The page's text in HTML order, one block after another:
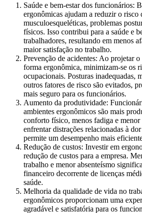
Saúde e bem-estar dos funcionários:
ergonômicas ajudam a reduzir o risco
musculoesqueléticas, problemas
físicos. Isso contribui para a saúde e
trabalhadores, resultando em menos
maior satisfação no trabalho.
Prevenção de acidentes: Ao projetar
forma ergonômica, minimizam-se os
ocupacionais. Posturas inadequadas,
outros fatores de risco são evitados,
mais seguro para os funcionários.
Aumento da produtividade:
ambientes ergonômicos são mais
conforto físico, menos fadiga e
enfrentar distrações relacionadas à
permite um desempenho mais
Redução de custos: Investir em
redução de custos para a empresa.
trabalho e menor absenteísmo
financeiro decorrente de licenças
saúde.
Melhoria da qualidade de vida no
ergonômicos proporcionam uma
agradável e satisfatória para os